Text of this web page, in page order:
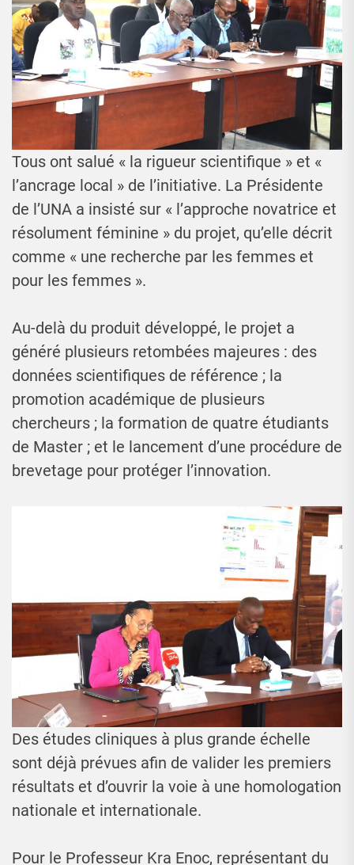
Tous ont salué « la rigueur scientifique » et «
l’ancrage local » de l’initiative. La Présidente
de l’UNA a insisté sur « l’approche novatrice et
résolument féminine » du projet, qu’elle décrit
comme « une recherche par les femmes et
pour les femmes ».
Au-delà du produit développé, le projet a
généré plusieurs retombées majeures : des
données scientifiques de référence ; la
promotion académique de plusieurs
chercheurs ; la formation de quatre étudiants
de Master ; et le lancement d’une procédure de
brevetage pour protéger l’innovation.
Des études cliniques à plus grande échelle
sont déjà prévues afin de valider les premiers
résultats et d’ouvrir la voie à une homologation
nationale et internationale.
Pour le Professeur Kra Enoc, représentant du